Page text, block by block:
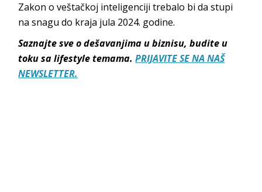
Zakon o veštačkoj inteligenciji trebalo bi da stupi
na snagu do kraja jula 2024. godine.
Saznajte sve o dešavanjima u biznisu, budite u
toku sa lifestyle temama.PRIJAVITE SE NA NAŠ
NEWSLETTER.